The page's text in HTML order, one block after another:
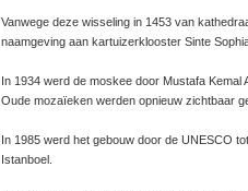
Vanwege deze wisseling in 1453 van
naamgeving aan kartuizerklooster Sinte
In 1934 werd de moskee door Mustafa
Oude mozaïeken werden opnieuw zichtbaar
In 1985 werd het gebouw door de UNESCO
Istanboel.